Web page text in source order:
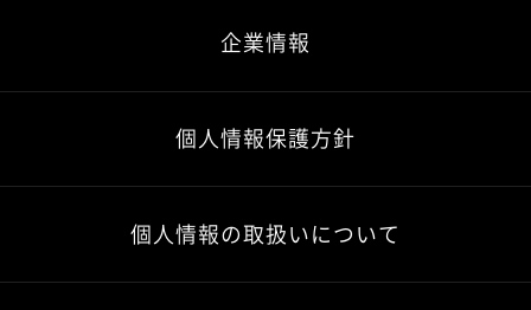
企業情報
個人情報保護方針
個人情報の取扱いについて